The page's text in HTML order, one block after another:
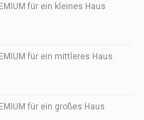
für ein kleines Haus
für ein mittleres Haus
für ein großes Haus